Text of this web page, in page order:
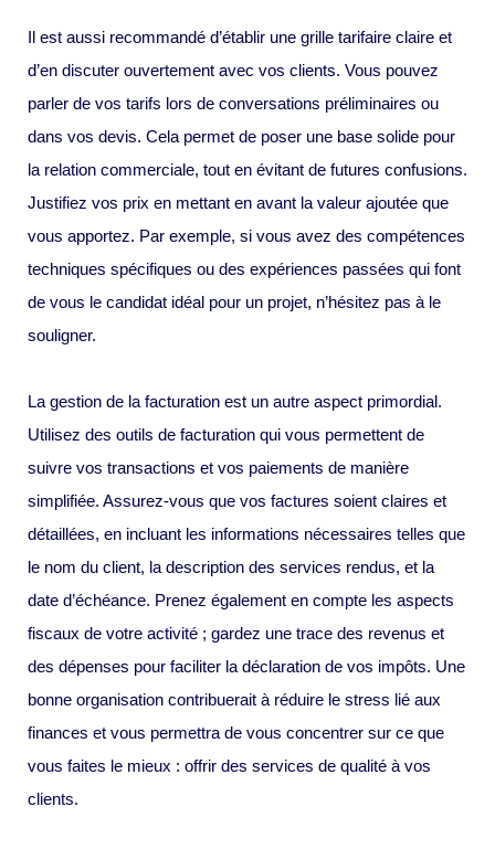
Il est aussi recommandé d’établir une grille tarifaire claire et
d’en discuter ouvertement avec vos clients. Vous pouvez
parler de vos tarifs lors de conversations préliminaires ou
dans vos devis. Cela permet de poser une base solide pour
la relation commerciale, tout en évitant de futures confusions.
Justifiez vos prix en mettant en avant la valeur ajoutée que
vous apportez. Par exemple, si vous avez des compétences
techniques spécifiques ou des expériences passées qui font
de vous le candidat idéal pour un projet, n’hésitez pas à le
souligner.
La gestion de la facturation est un autre aspect primordial.
Utilisez des outils de facturation qui vous permettent de
suivre vos transactions et vos paiements de manière
simplifiée. Assurez-vous que vos factures soient claires et
détaillées, en incluant les informations nécessaires telles que
le nom du client, la description des services rendus, et la
date d’échéance. Prenez également en compte les aspects
fiscaux de votre activité ; gardez une trace des revenus et
des dépenses pour faciliter la déclaration de vos impôts. Une
bonne organisation contribuerait à réduire le stress lié aux
finances et vous permettra de vous concentrer sur ce que
vous faites le mieux : offrir des services de qualité à vos
clients.